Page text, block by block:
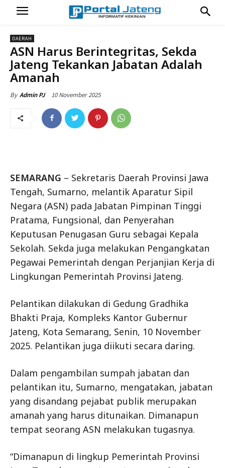
DAERAH
ASN Harus Berintegritas, Sekda
Jateng Tekankan Jabatan Adalah
Amanah
By Admin PJ 10 November 2025
SEMARANG – Sekretaris Daerah Provinsi Jawa
Tengah, Sumarno, melantik Aparatur Sipil
Negara (ASN) pada Jabatan Pimpinan Tinggi
Pratama, Fungsional, dan Penyerahan
Keputusan Penugasan Guru sebagai Kepala
Sekolah. Sekda juga melakukan Pengangkatan
Pegawai Pemerintah dengan Perjanjian Kerja di
Lingkungan Pemerintah Provinsi Jateng.
Pelantikan dilakukan di Gedung Gradhika
Bhakti Praja, Kompleks Kantor Gubernur
Jateng, Kota Semarang, Senin, 10 November
2025. Pelantikan juga diikuti secara daring.
Dalam pengambilan sumpah jabatan dan
pelantikan itu, Sumarno, mengatakan, jabatan
yang disandang pejabat publik merupakan
amanah yang harus ditunaikan. Dimanapun
tempat seorang ASN melakukan tugasnya.
“Dimanapun di lingkup Pemerintah Provinsi